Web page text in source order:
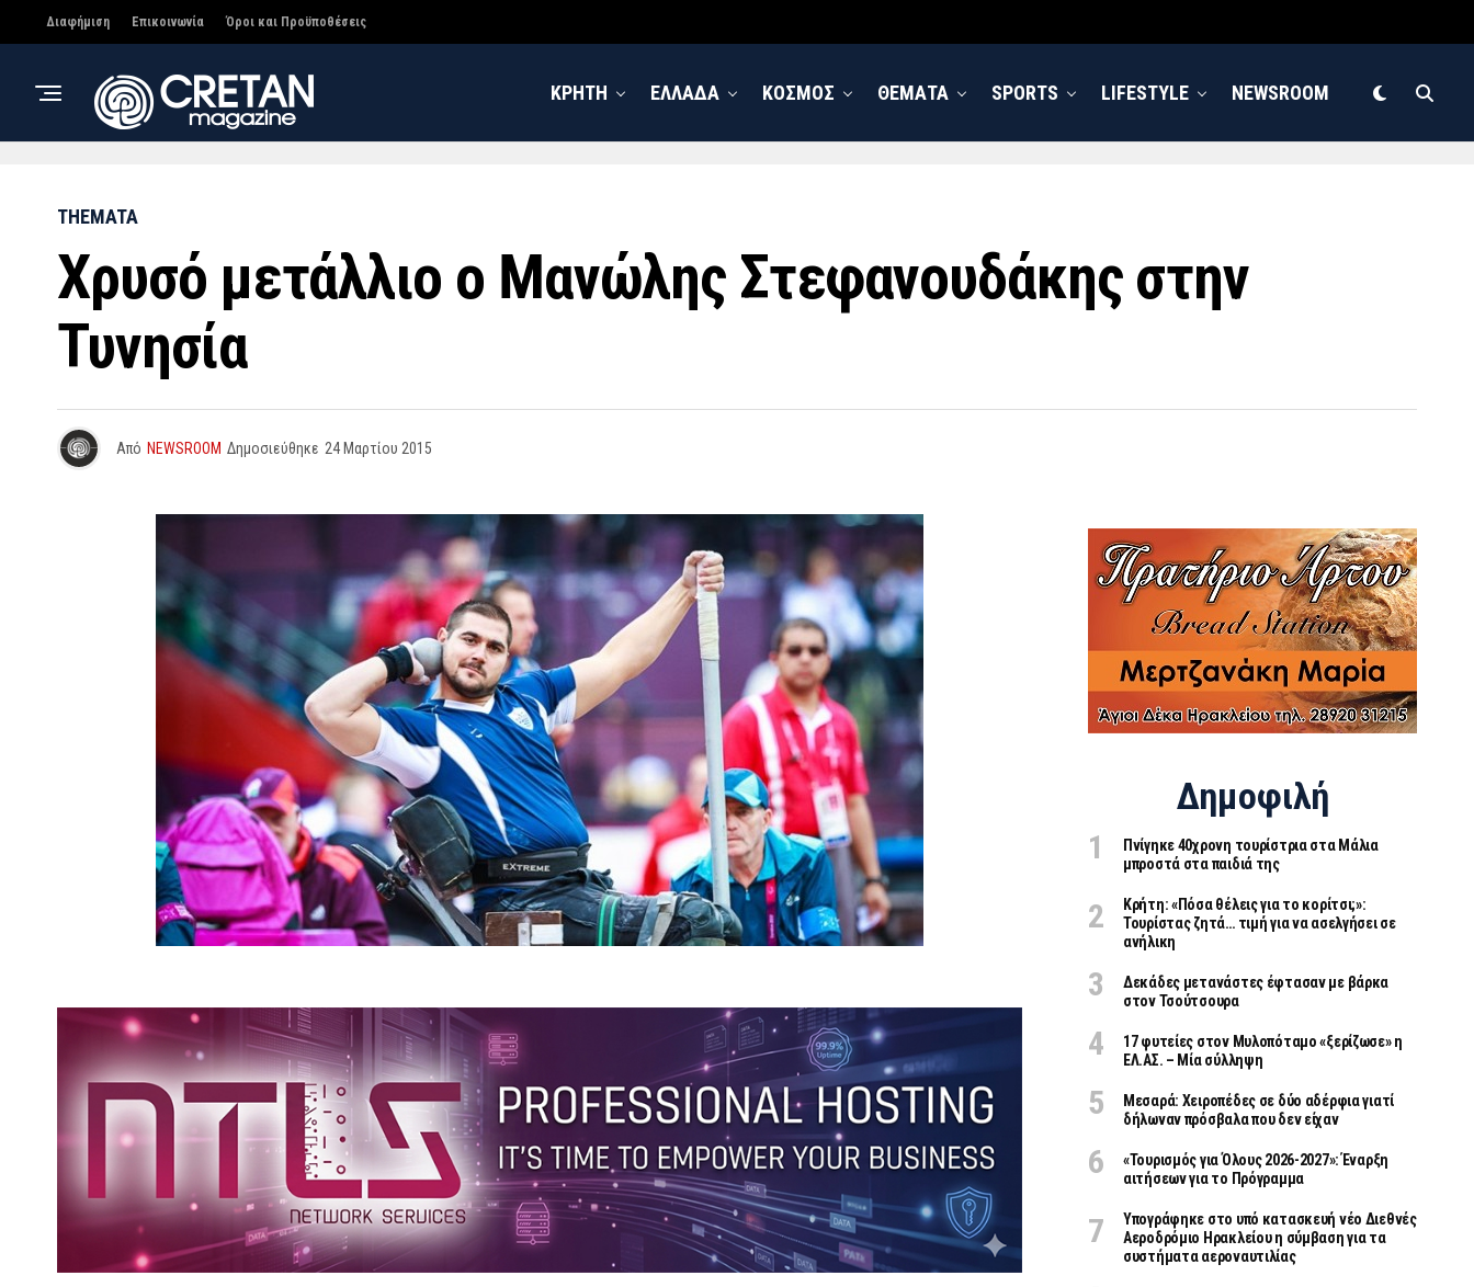
Διαφήμιση Επικοινωνία Όροι και Προϋποθέσεις
ΚΡΗΤΗ ΕΛΛΑΔΑ ΚΟΣΜΟΣ ΘΕΜΑΤΑ SPORTS LIFESTYLE NEWSROOM
THEMATA
Χρυσό μετάλλιο ο Μανώλης Στεφανουδάκης στην
Τυνησία
Από NEWSROOM Δημοσιεύθηκε 24 Μαρτίου 2015
Δημοφιλή
Πνίγηκε 40χρονη τουρίστρια στα Μάλια
μπροστά στα παιδιά της
Κρήτη: «Πόσα θέλεις για το κορίτσι;»:
Τουρίστας ζητά… τιμή για να ασελγήσει σε
ανήλικη
Δεκάδες μετανάστες έφτασαν με βάρκα
στον Τσούτσουρα
17 φυτείες στον Μυλοπόταμο «ξερίζωσε» η
ΕΛ.ΑΣ. – Μία σύλληψη
Μεσαρά: Χειροπέδες σε δύο αδέρφια γιατί
δήλωναν πρόσβαλα που δεν είχαν
«Τουρισμός για Όλους 2026-2027»: Έναρξη
αιτήσεων για το Πρόγραμμα
Υπογράφηκε στο υπό κατασκευή νέο Διεθνές
Αεροδρόμιο Ηρακλείου η σύμβαση για τα
συστήματα αεροναυτιλίας